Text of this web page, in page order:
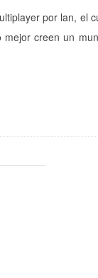
por lan, el
creen un